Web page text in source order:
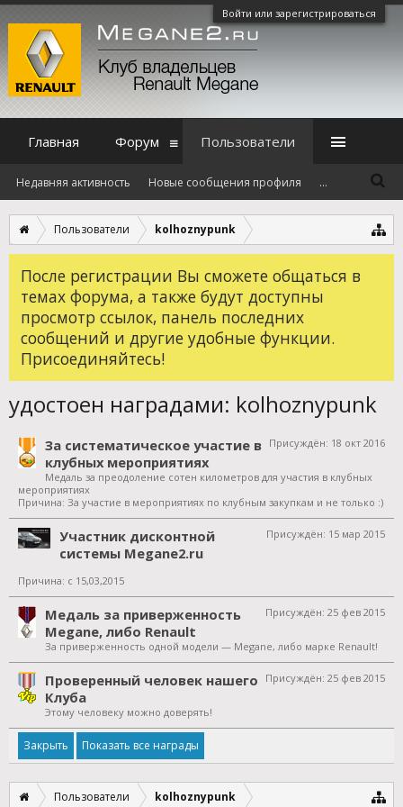
Войти или зарегистрироваться
Пользователи kolhoznypunk
После регистрации Вы сможете общаться в
темах форума, а также будут доступны
просмотр ссылок, панель последних
сообщений и другие удобные функции.
Присоединяйтесь!
удостоен наградами: kolhoznypunk
Присуждён: 18 окт 2016
За систематическое участие в
клубных мероприятиях
Медаль за преодоление сотен километров для участия в клубных
мероприятиях
Причина: За участие в мероприятиях по клубным закупкам и не только :)
Присуждён: 15 мар 2015
Участник дисконтной
системы Megane2.ru
Причина: с 15,03,2015
Присуждён: 25 фев 2015
Медаль за приверженность
Megane, либо Renault
За приверженность одной модели — Megane, либо марке Renault!
Присуждён: 25 фев 2015
Проверенный человек нашего
Клуба
Этому человеку можно доверять!
Показать все награды
Пользователи kolhoznypunk
Главная Форум Пользователи
Недавняя активность Новые сообщения профиля ...